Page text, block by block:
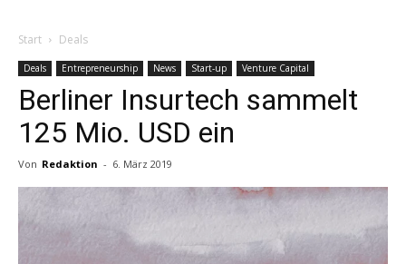
Start Deals
Deals Entrepreneurship News Start-up Venture Capital
Berliner Insurtech sammelt
125 Mio. USD ein
Von Redaktion - 6. März 2019